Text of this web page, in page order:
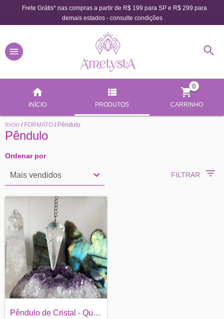
Frete Grátis* nas compras a partir de R$ 199 para SP e R$ 299 para
demais estados - consulte condições
INÍCIO PRODUTOS CARRINHO
0
Início / FORMATO / Pêndulo
Pêndulo
Ordenar por
FILTRAR
Pêndulo de Cristal - Quartzo Branco